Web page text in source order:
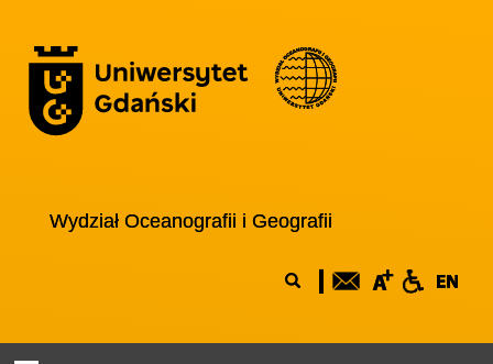
Wydział Oceanografii i Geografii
wyszukiwania